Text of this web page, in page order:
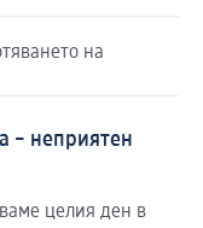
на
– неприятен
целия ден в